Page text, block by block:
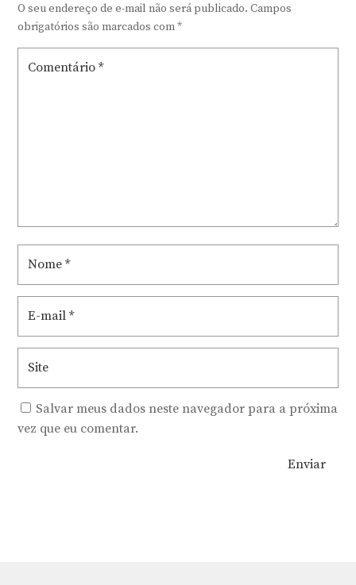
O seu endereço de e-mail não será publicado. Campos
obrigatórios são marcados com*
Salvar meus dados neste navegador para a próxima
vez que eu comentar.
Enviar